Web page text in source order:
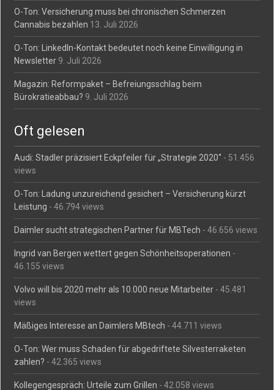
O-Ton: Versicherung muss bei chronischen Schmerzen
Cannabis bezahlen 13. Juli 2026
O-Ton: LinkedIn-Kontakt bedeutet noch keine Einwilligung in
Newsletter 9. Juli 2026
Magazin: Reformpaket – Befreiungsschlag beim
Bürokratieabbau? 9. Juli 2026
Oft gelesen
Audi: Stadler präzisiert Eckpfeiler für „Strategie 2020“ - 51.456
views
O-Ton: Ladung unzureichend gesichert – Versicherung kürzt
Leistung - 46.794 views
Daimler sucht strategischen Partner für MBTech - 46.656 views
Ingrid van Bergen wettert gegen Schönheitsoperationen -
46.155 views
Volvo will bis 2020 mehr als 10.000 neue Mitarbeiter - 45.481
views
Mäßiges Interesse an Daimlers MBtech - 44.711 views
O-Ton: Wer muss Schaden für abgedriftete Silvesterraketen
zahlen? - 42.365 views
Kollegengespräch: Urteile zum Grillen - 42.058 views